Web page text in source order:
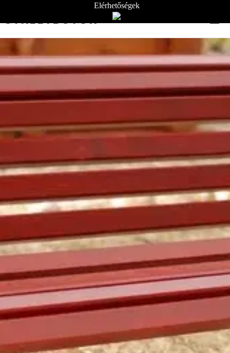
STREETBÚTOR
Elérhetőségek